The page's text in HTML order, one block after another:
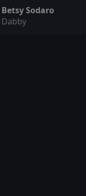
Betsy Sodaro
Dabby